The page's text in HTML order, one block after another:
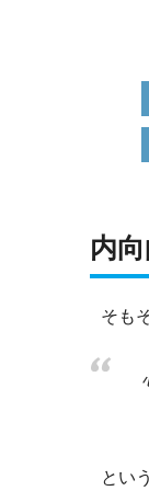
内
そも
とい